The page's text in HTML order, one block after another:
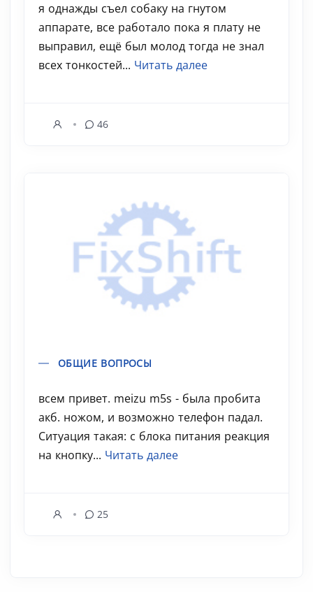
я однажды съел собаку на гнутом
аппарате, все работало пока я плату не
выправил, ещё был молод тогда не знал
всех тонкостей... Читать далее
46
ОБЩИЕ ВОПРОСЫ
всем привет. meizu m5s - была пробита
акб. ножом, и возможно телефон падал.
Ситуация такая: с блока питания реакция
на кнопку... Читать далее
25